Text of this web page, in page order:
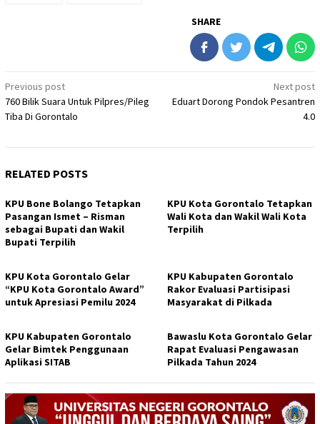
SHARE
Post
navigation
Previous post
760 Bilik Suara Untuk Pilpres/Pileg
Tiba Di Gorontalo
Next post
Eduart Dorong Pondok Pesantren
4.0
RELATED POSTS
KPU Bone Bolango Tetapkan
Pasangan Ismet – Risman
sebagai Bupati dan Wakil
Bupati Terpilih
KPU Kota Gorontalo Tetapkan
Wali Kota dan Wakil Wali Kota
Terpilih
KPU Kota Gorontalo Gelar
“KPU Kota Gorontalo Award”
untuk Apresiasi Pemilu 2024
KPU Kabupaten Gorontalo
Rakor Evaluasi Partisipasi
Masyarakat di Pilkada
KPU Kabupaten Gorontalo
Gelar Bimtek Penggunaan
Aplikasi SITAB
Bawaslu Kota Gorontalo Gelar
Rapat Evaluasi Pengawasan
Pilkada Tahun 2024